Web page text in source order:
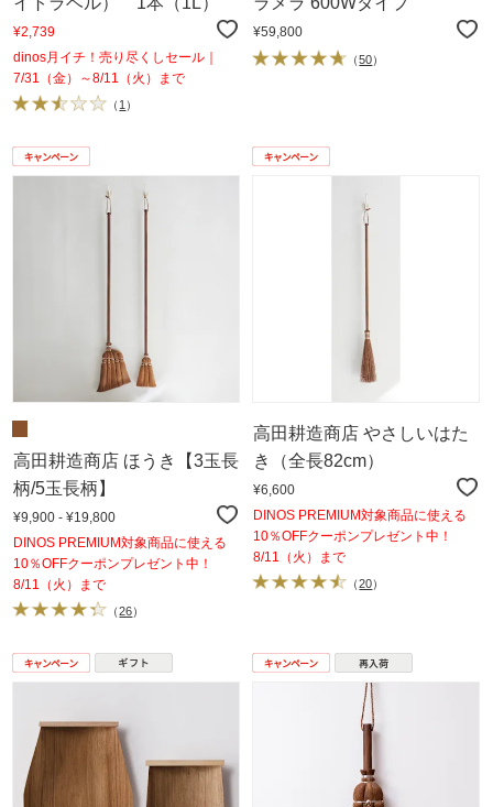
¥2,739
dinos月イチ！売り尽くしセール｜
7/31（金）～8/11（火）まで
（ 1 ）
¥59,800
（50）
高田耕造商店 ほうき【3玉長
柄/5玉長柄】
¥9,900 - ¥19,800
DINOS PREMIUM対象商品に使える
10％OFFクーポンプレゼント中！
8/11（火）まで
（26）
高田耕造商店 やさしいはた
き（全長82cm）
¥6,600
DINOS PREMIUM対象商品に使える
10％OFFクーポンプレゼント中！
8/11（火）まで
（20）